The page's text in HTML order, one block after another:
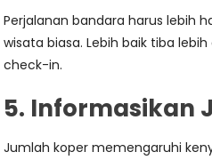
Perjalanan bandara harus lebih
wisata biasa. Lebih baik tiba
check-in.
5. Informasikan
Jumlah koper memengaruhi